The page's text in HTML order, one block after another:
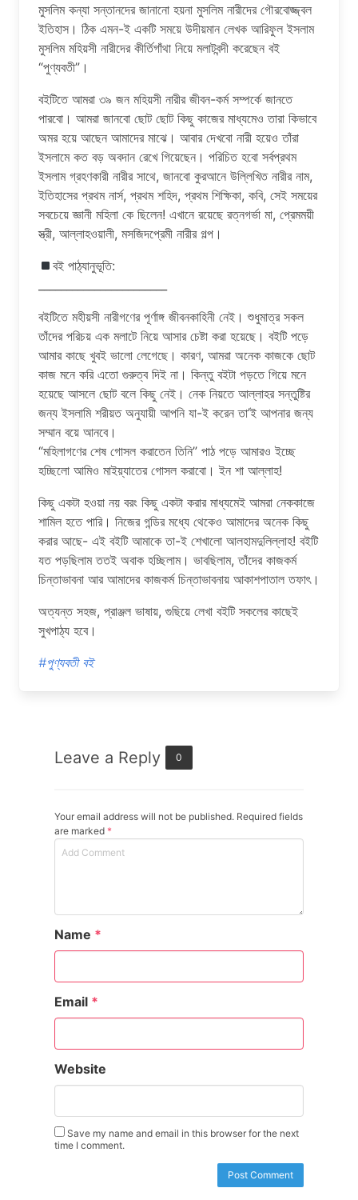
মুসলিম কন্যা সন্তানদের জানানো হয়না মুসলিম নারীদের গৌরবোজ্জ্বল
ইতিহাস। ঠিক এমন-ই একটি সময়ে উদীয়মান লেখক আরিফুল ইসলাম
মুসলিম মহিয়সী নারীদের কীর্তিগাঁথা নিয়ে মলাটবন্দী করেছেন বই
“পুণ্যবতী”।
বইটিতে আমরা ৩৯ জন মহিয়সী নারীর জীবন-কর্ম সম্পর্কে জানতে
পারবো। আমরা জানবো ছোট ছোট কিছু কাজের মাধ্যমেও তারা কিভাবে
অমর হয়ে আছেন আমাদের মাঝে। আবার দেখবো নারী হয়েও তাঁরা
ইসলামে কত বড় অবদান রেখে গিয়েছেন। পরিচিত হবো সর্বপ্রথম
ইসলাম গ্রহণকারী নারীর সাথে, জানবো কুরআনে উল্লিখিত নারীর নাম,
ইতিহাসের প্রথম নার্স, প্রথম শহিদ, প্রথম শিক্ষিকা, কবি, সেই সময়ের
সবচেয়ে জ্ঞানী মহিলা কে ছিলেন! এখানে রয়েছে রত্নগর্ভা মা, প্রেমময়ী
স্ত্রী, আল্লাহওয়ালী, মসজিদপ্রেমী নারীর গল্প।
বই পাঠ্যানুভূতি:
বইটিতে মহীয়সী নারীগণের পূর্ণাঙ্গ জীবনকাহিনী নেই। শুধুমাত্র সকল
তাঁদের পরিচয় এক মলাটে নিয়ে আসার চেষ্টা করা হয়েছে। বইটি পড়ে
আমার কাছে খুবই ভালো লেগেছে। কারণ, আমরা অনেক কাজকে ছোট
কাজ মনে করি এতো গুরুত্ব দিই না। কিন্তু বইটা পড়তে গিয়ে মনে
হয়েছে আসলে ছোট বলে কিছু নেই। নেক নিয়তে আল্লাহর সন্তুষ্টির
জন্য ইসলামি শরীয়ত অনুযায়ী আপনি যা-ই করেন তা’ই আপনার জন্য
সম্মান বয়ে আনবে।
“মহিলাগণের শেষ গোসল করাতেন তিনি” পাঠ পড়ে আমারও ইচ্ছে
হচ্ছিলো আমিও মাইয়্যাতের গোসল করাবো। ইন শা আল্লাহ!
কিছু একটা হওয়া নয় বরং কিছু একটা করার মাধ্যমেই আমরা নেককাজে
শামিল হতে পারি। নিজের গন্ডির মধ্যে থেকেও আমাদের অনেক কিছু
করার আছে- এই বইটি আমাকে তা-ই শেখালো আলহামদুলিল্লাহ! বইটি
যত পড়ছিলাম ততই অবাক হচ্ছিলাম। ভাবছিলাম, তাঁদের কাজকর্ম
চিন্তাভাবনা আর আমাদের কাজকর্ম চিন্তাভাবনায় আকাশপাতাল তফাৎ।
অত্যন্ত সহজ, প্রাঞ্জল ভাষায়, গুছিয়ে লেখা বইটি সকলের কাছেই
সুখপাঠ্য হবে।
#পুণ্যবতী বই
Leave a Reply 0
Your email address will not be published. Required fields
are marked *
Name *
Email *
Website
Save my name and email in this browser for the next
time I comment.